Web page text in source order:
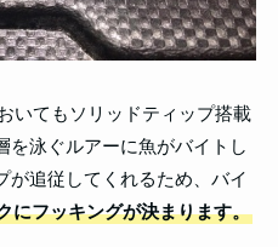
いてもソリッドティップ搭載
を泳ぐルアーに魚がバイトし
が追従してくれるため、バイ
にフッキングが決まります。